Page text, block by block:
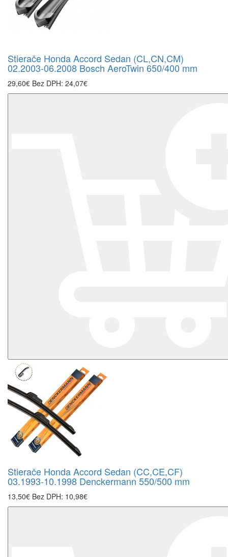
Stierače Honda Accord Sedan (CL,CN,CM)
02.2003-06.2008 Bosch AeroTwin 650/400 mm
29,60€ Bez DPH: 24,07€
Stierače Honda Accord Sedan (CC,CE,CF)
03.1993-10.1998 Denckermann 550/500 mm
13,50€ Bez DPH: 10,98€